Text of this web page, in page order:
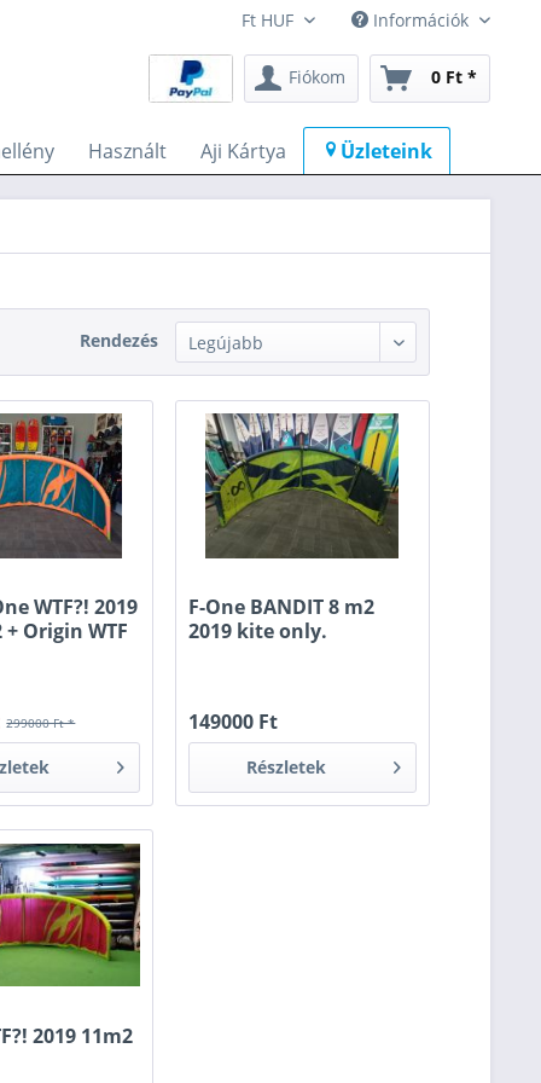
Információk
Fiókom 0 Ft *
Használt Aji Kártya Üzleteink
Rendezés
WTF?! 2019
+ Origin WTF
299000 Ft *
F-One BANDIT 8 m2
2019 kite only.
149000 Ft
Részletek
2019 11m2